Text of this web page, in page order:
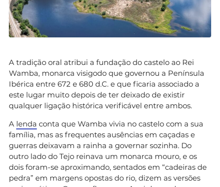
A tradição oral atribui a fundação do castelo ao Rei
Wamba, monarca visigodo que governou a Península
Ibérica entre 672 e 680 d.C. e que ficaria associado a
este lugar muito depois de ter deixado de existir
qualquer ligação histórica verificável entre ambos.
A lenda conta que Wamba vivia no castelo com a sua
família, mas as frequentes ausências em caçadas e
guerras deixavam a rainha a governar sozinha. Do
outro lado do Tejo reinava um monarca mouro, e os
dois foram-se aproximando, sentados em “cadeiras de
pedra” em margens opostas do rio, dizem as versões